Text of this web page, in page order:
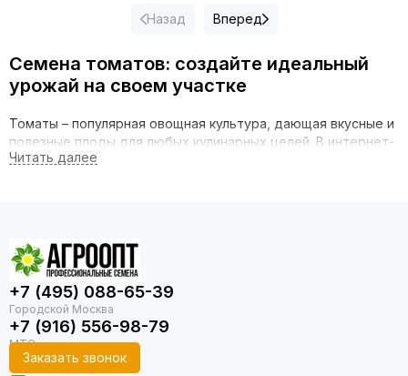
Назад Вперед
Семена томатов: создайте идеальный
урожай на своем участке
Томаты – популярная овощная культура, дающая вкусные и
полезные плоды для любых кулинарных целей. В интернет-
магазине Агроопт представлен широкий ассортимент
Агроопт
Высокое качество
подтвержденной всхожестью и устойчивостью к
основным заболеваниям.
Большой выбор сортов
детерминантные и индетерминантные, ранние и
поздние сорта, томаты для салатов и консервирования.
+7 (495) 088-65-39
+7 (916) 556-98-79
Заказать звонок